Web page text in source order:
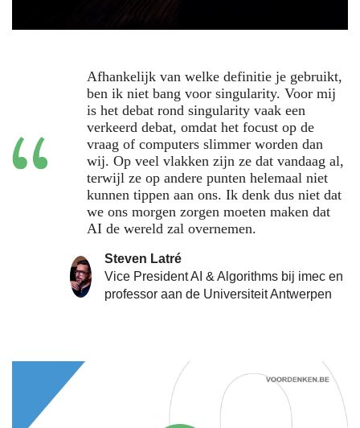
Afhankelijk van welke definitie je gebruikt,
ben ik niet bang voor singularity. Voor mij
is het debat rond singularity vaak een
verkeerd debat, omdat het focust op de
vraag of computers slimmer worden dan
wij. Op veel vlakken zijn ze dat vandaag al,
terwijl ze op andere punten helemaal niet
kunnen tippen aan ons. Ik denk dus niet dat
we ons morgen zorgen moeten maken dat
AI de wereld zal overnemen.
Steven Latré
Vice President AI & Algorithms bij imec en
professor aan de Universiteit Antwerpen